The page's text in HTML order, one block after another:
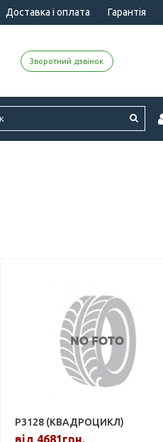
Доставка і оплата Гарантія
Зворотний дзвінок
P3128 (КВАДРОЦИКЛ)
від 4681грн.